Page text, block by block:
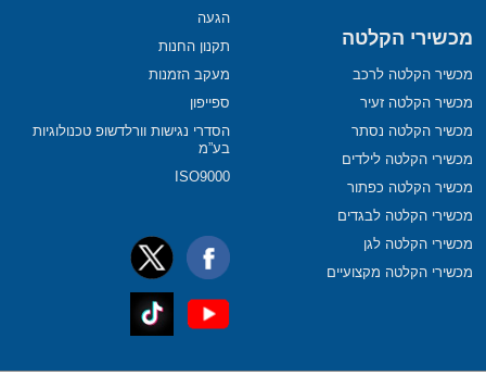
מכשירי הקלטה
מכשיר הקלטה לרכב
מכשיר הקלטה זעיר
מכשיר הקלטה נסתר
מכשירי הקלטה לילדים
מכשיר הקלטה כפתור
מכשירי הקלטה לבגדים
מכשירי הקלטה לגן
מכשירי הקלטה מקצועיים
הגעה
תקנון החנות
מעקב הזמנות
ספייפון
הסדרי נגישות וורלדשופ טכנולוגיות
בע”מ
ISO9000